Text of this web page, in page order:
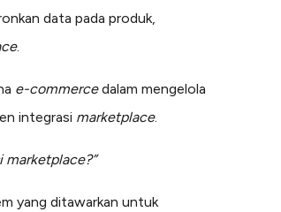
data pada produk,
.
e-commercedalam mengelola
integrasi marketplace.
marketplace?”
yang ditawarkan untuk